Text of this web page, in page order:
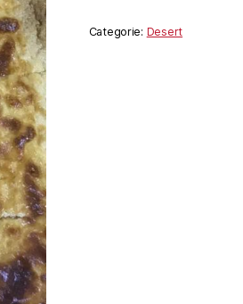
Categorie: Desert